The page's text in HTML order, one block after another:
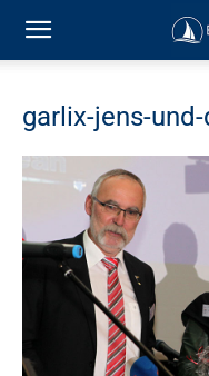
garlix-jens-